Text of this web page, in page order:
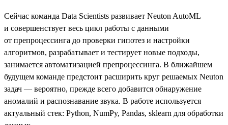
Сейчас команда Data Scientists развивает Neuton AutoML
и совершенствует весь цикл работы с данными
от препроцессинга до проверки гипотез и настройки
алгоритмов, разрабатывает и тестирует новые подходы,
занимается автоматизацией препроцессинга. В ближайшем
будущем команде предстоит расширить круг решаемых Neuton
задач — вероятно, прежде всего добавится обнаружение
аномалий и распознавание звука. В работе используется
актуальный стек: Python, NumPy, Pandas, sklearn для обработки